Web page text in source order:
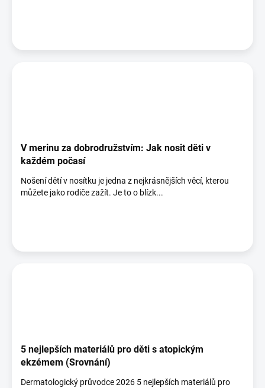
V merinu za dobrodružstvím: Jak nosit děti v
každém počasí
Nošení dětí v nosítku je jedna z nejkrásnějších věcí, kterou
můžete jako rodiče zažít. Je to o blízk...
5 nejlepších materiálů pro děti s atopickým
ekzémem (Srovnání)
Dermatologický průvodce 2026 5 nejlepších materiálů pro